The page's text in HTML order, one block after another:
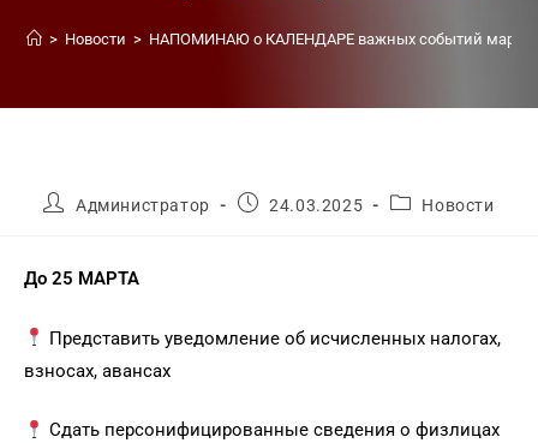
> Новости > НАПОМИНАЮ о КАЛЕНДАРЕ важных событий марта
Администратор 24.03.2025 Новости
До 25 МАРТА
Представить уведомление об исчисленных налогах,
взносах, авансах
Сдать персонифицированные сведения о физлицах